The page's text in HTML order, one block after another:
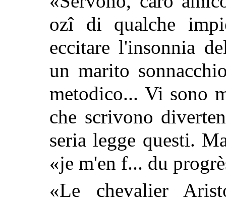
ozî di qualche
eccitare l'insonnia
un marito
metodico... Vi sono
che scrivono
seria legge questi.
«je m'en f... du
«Le chevalier